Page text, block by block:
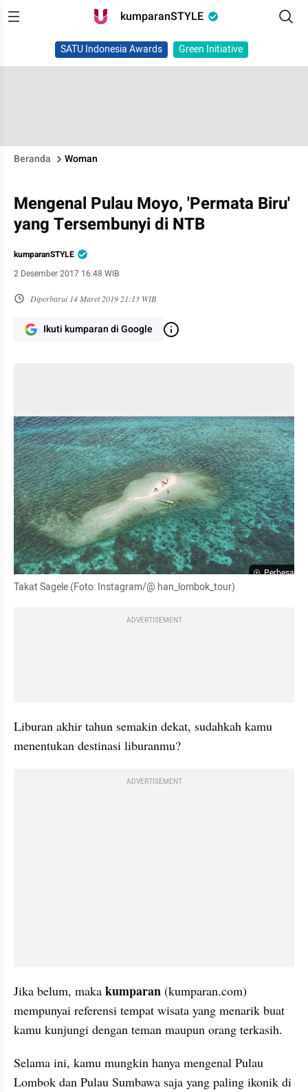
kumparanSTYLE
SATU Indonesia Awards Green Initiative
Beranda Woman
Mengenal Pulau Moyo, 'Permata Biru'
yang Tersembunyi di NTB
kumparanSTYLE
2 Desember 2017 16:48 WIB
Diperbarui 14 Maret 2019 21:13 WIB
Ikuti kumparan di Google
Perbesar
Takat Sagele (Foto: Instagram/@ han_lombok_tour)
ADVERTISEMENT
Liburan akhir tahun semakin dekat, sudahkah kamu
menentukan destinasi liburanmu?
ADVERTISEMENT
Jika belum, maka kumparan (kumparan.com)
mempunyai referensi tempat wisata yang menarik buat
kamu kunjungi dengan teman maupun orang terkasih.
Selama ini, kamu mungkin hanya mengenal Pulau
Lombok dan Pulau Sumbawa saja yang paling ikonik di